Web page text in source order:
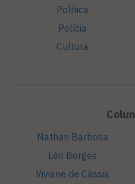
Política
Polícia
Cultura
Nathan Barbosa
Léo Borges
Viviane de Cássia